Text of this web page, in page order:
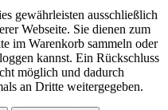
gewährleisten ausschließlich
Webseite. Sie dienen zum
im Warenkorb sammeln oder
kannst. Ein Rückschluss
möglich und dadurch
an Dritte weitergegeben.